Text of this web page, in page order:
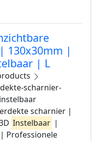
130x30mm |
| L
scharnier-
scharnier |
Instelbaar |
Professionele